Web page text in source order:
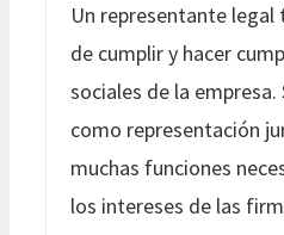
Un representante legal
de cumplir y hacer
sociales de la
como representación
muchas funciones
los intereses de las